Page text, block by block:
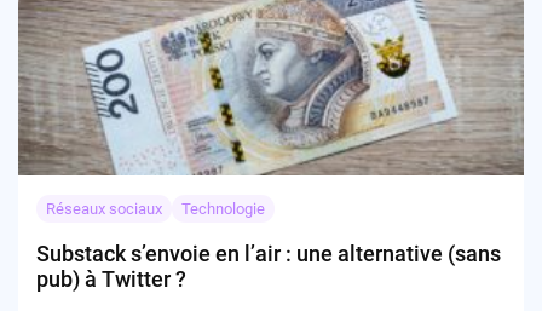
Réseaux sociaux Technologie
Substack s’envoie en l’air : une alternative (sans
pub) à Twitter ?